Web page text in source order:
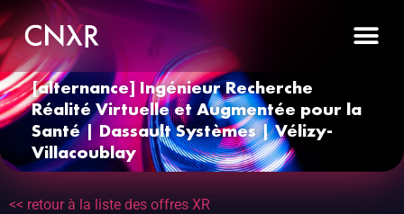
[alternance] Ingénieur Recherche
Réalité Virtuelle et Augmentée pour la
Santé | Dassault Systèmes | Vélizy-
Villacoublay
<< retour à la liste des offres XR